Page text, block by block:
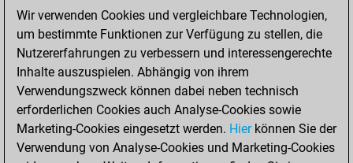
Wir verwenden Cookies und vergleichbare Technologien,
um bestimmte Funktionen zur Verfügung zu stellen, die
Nutzererfahrungen zu verbessern und interessengerechte
Inhalte auszuspielen. Abhängig von ihrem
Verwendungszweck können dabei neben technisch
erforderlichen Cookies auch Analyse-Cookies sowie
Marketing-Cookies eingesetzt werden. Hierkönnen Sie der
Verwendung von Analyse-Cookies und Marketing-Cookies